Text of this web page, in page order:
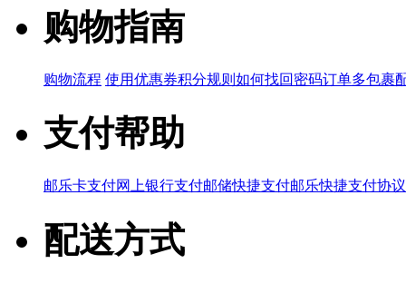
购物指南
购物流程 使用优惠券积分规则 如何找回密码订单多包裹
支付帮助
邮乐卡支付网上银行支付邮储快捷支付邮乐快捷支付协议
配送方式